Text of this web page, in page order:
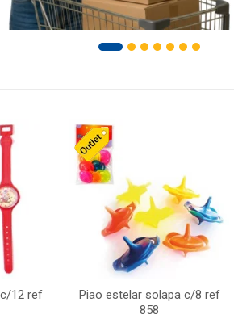
12 ref
Piao estelar solapa c/8 ref
858